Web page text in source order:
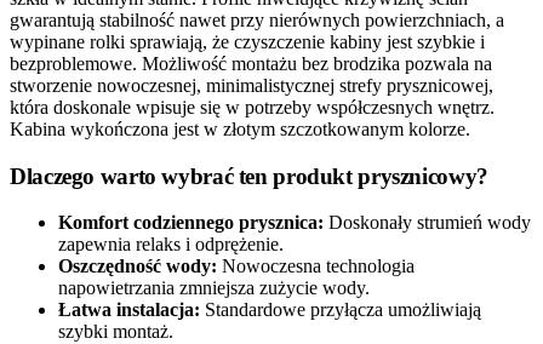
gwarantują stabilność nawet przy nierównych powierzchniach, a
wypinane rolki sprawiają, że czyszczenie kabiny jest szybkie i
bezproblemowe. Możliwość montażu bez brodzika pozwala na
stworzenie nowoczesnej, minimalistycznej strefy prysznicowej,
która doskonale wpisuje się w potrzeby współczesnych wnętrz.
Kabina wykończona jest w złotym szczotkowanym kolorze.
Dlaczego warto wybrać ten produkt prysznicowy?
Komfort codziennego prysznica: Doskonały strumień wody
zapewnia relaks i odprężenie.
Oszczędność wody: Nowoczesna technologia
napowietrzania zmniejsza zużycie wody.
Łatwa instalacja: Standardowe przyłącza umożliwiają
szybki montaż.